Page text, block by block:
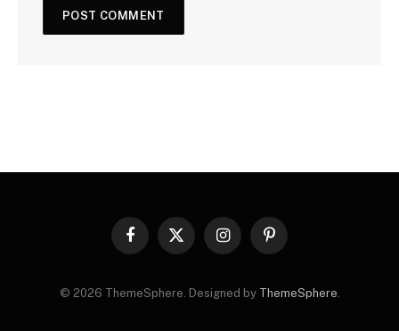
Facebook
X
InstagramPinterest
© 2026 ThemeSphere. Designed by ThemeSphere.